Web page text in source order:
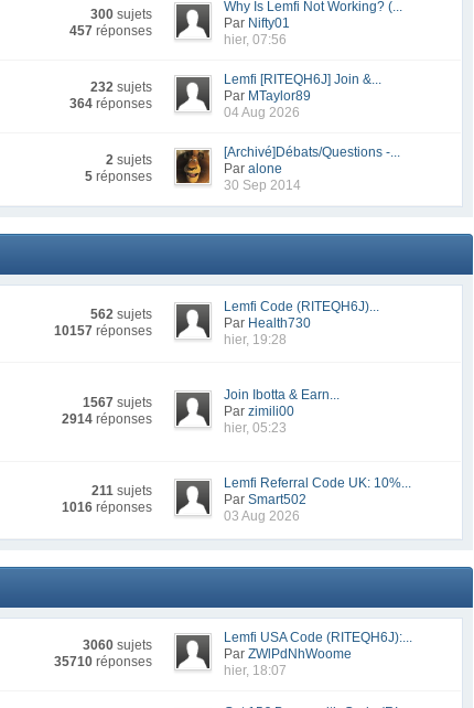
300 sujets
457 réponses
Why Is Lemfi Not Working? (...
Par Nifty01
hier, 07:56
232 sujets
364 réponses
Lemfi [RITEQH6J] Join &...
Par MTaylor89
04 Aug 2026
2 sujets
5 réponses
[Archivé]Débats/Questions -...
Paralone
30 Sep 2014
562 sujets
10157 réponses
Lemfi Code (RITEQH6J)...
Par Health730
hier, 19:28
1567 sujets
2914 réponses
Join Ibotta & Earn...
Parzimili00
hier, 05:23
211 sujets
1016 réponses
Lemfi Referral Code UK: 10%...
ParSmart502
03 Aug 2026
3060 sujets
35710 réponses
Lemfi USA Code (RITEQH6J):...
ParZWlPdNhWoome
hier, 18:07